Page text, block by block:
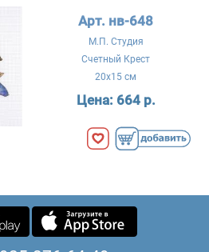
Арт. нв-648
М.П. Студия
Счетный Крест
20x15 см
Цена: 664 р.